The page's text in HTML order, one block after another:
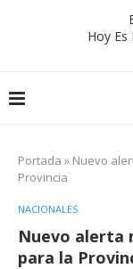
Hoy Es
Portada » Nuevo
Provincia
NACIONALES
Nuevo alerta
para la